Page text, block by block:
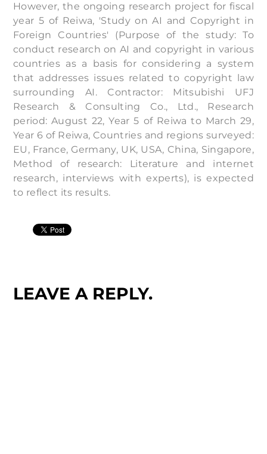
However, the ongoing research project for fiscal
year 5 of Reiwa, 'Study on AI and Copyright in
Foreign Countries' (Purpose of the study: To
conduct research on AI and copyright in various
countries as a basis for considering a system
that addresses issues related to copyright law
surrounding AI. Contractor: Mitsubishi UFJ
Research & Consulting Co., Ltd., Research
period: August 22, Year 5 of Reiwa to March 29,
Year 6 of Reiwa, Countries and regions surveyed:
EU, France, Germany, UK, USA, China, Singapore,
Method of research: Literature and internet
research, interviews with experts), is expected
to reflect its results.
LEAVE A REPLY.